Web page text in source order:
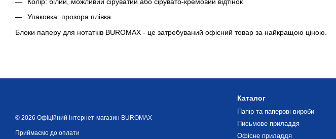
Упаковка: прозора плівка
Блоки паперу для нотатків BUROMAX - це затребуваний офісний товар за найкращою ціною.
© 2026 Офіційний інтернет-магазин BUROMAX
Приймаємо до оплати
Каталог
Папір та паперові вироби
Письмове приладдя
Офісне приладдя